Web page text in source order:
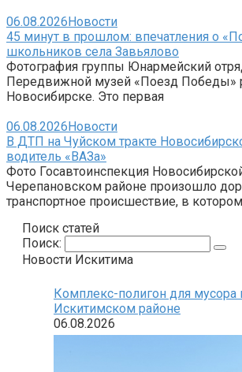
06.08.2026Новости
45 минут в прошлом: впечатления о
школьников села Завьялово
Фотография группы Юнармейский
Передвижной музей «Поезд Победы»
Новосибирске. Это первая
06.08.2026Новости
В ДТП на Чуйском тракте
водитель «ВАЗа»
Фото Госавтоинспекция
Черепановском районе произошло
транспортное происшествие, в
Поиск статей
Поиск:
Новости Искитима
Комплекс-полигон для мусора
Искитимском районе
06.08.2026